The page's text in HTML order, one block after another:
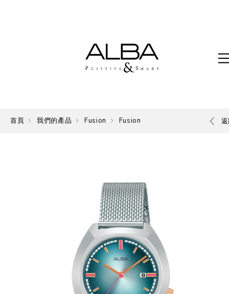
首頁 我們的產品 Fusion Fusion